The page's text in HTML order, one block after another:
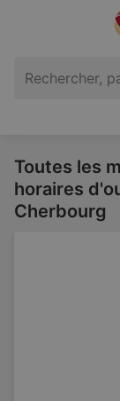
Toutes les
horaires
Cherbourg